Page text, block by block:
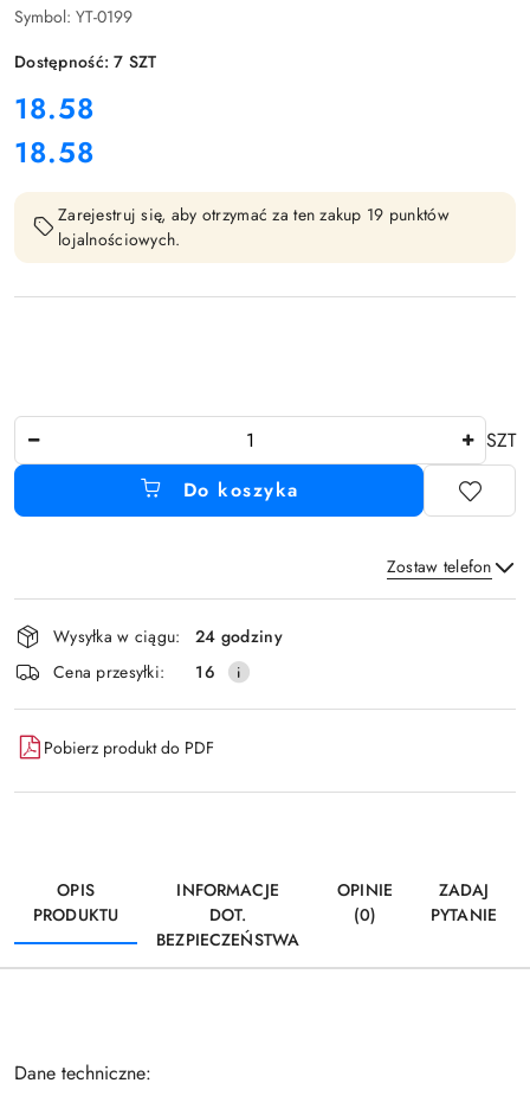
Symbol: YT-0199
Dostępność:7 SZT
cena:
18.58
Cena:
18.58
Zarejestruj się, aby otrzymać za ten zakup 19 punktów
lojalnościowych.
SZT
Do koszyka
Zostaw telefon
Wyślij
Dostępność
i
dostawa
Wysyłka w ciągu:
24 godziny
Cena przesyłki:
16
Pobierz produkt do PDF
OPIS
PRODUKTU
INFORMACJE
DOT.
BEZPIECZEŃSTWA
OPINIE
(0)
ZADAJ
PYTANIE
Dane techniczne: